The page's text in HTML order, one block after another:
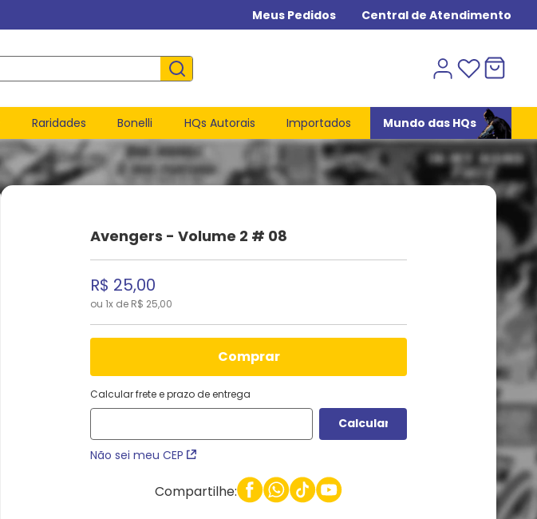
Meus Pedidos Central de Atendimento
Raridades Bonelli HQs Autorais Importados Mundo das HQs
Avengers - Volume 2 # 08
R$ 25,00
ou 1x de R$ 25,00
comprar
Calcular frete e prazo de entrega
Não sei meu CEP
Compartilhe: